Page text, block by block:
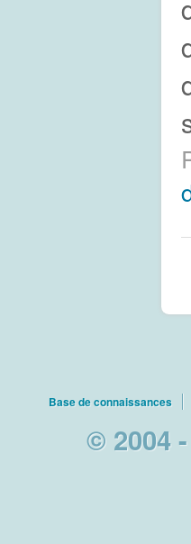
Base de connaissances
© 2004